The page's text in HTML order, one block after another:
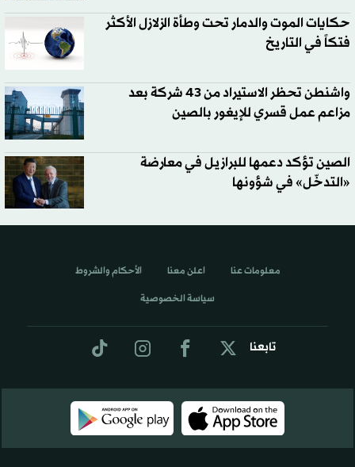
حكايات الموت والدمار تحت وطأة الزلازل الأكثر
فتكاً في التاريخ
واشنطن تحظر الاستيراد من 43 شركة بعد
مزاعم عمل قسري للإيغور بالصين
الصين تؤكد دعمها للبرازيل في معارضة
«التدخّل» في شؤونها
تابعنا
معلومات عنا اعلن معنا الأحكام والشروط
سياسة الخصوصية